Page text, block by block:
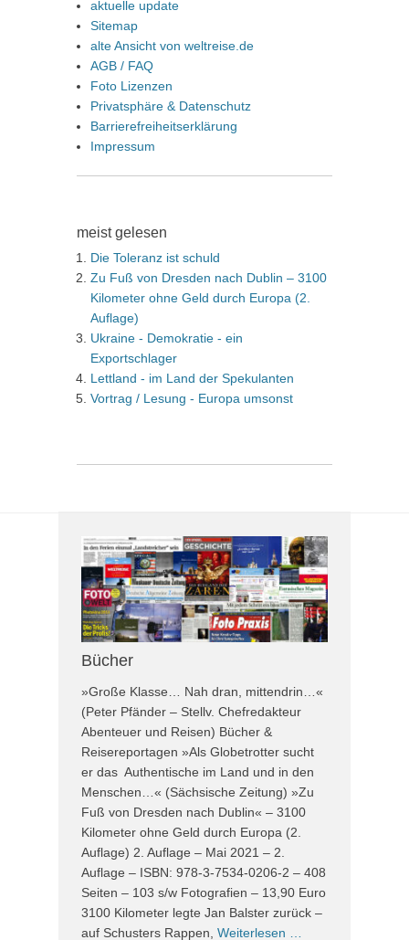
aktuelle update
Sitemap
alte Ansicht von weltreise.de
AGB / FAQ
Foto Lizenzen
Privatsphäre & Datenschutz
Barrierefreiheitserklärung
Impressum
meist gelesen
Die Toleranz ist schuld
Zu Fuß von Dresden nach Dublin – 3100
Kilometer ohne Geld durch Europa (2.
Auflage)
Ukraine - Demokratie - ein
Exportschlager
Lettland - im Land der Spekulanten
Vortrag / Lesung - Europa umsonst
Bücher
»Große Klasse… Nah dran, mittendrin…«
(Peter Pfänder – Stellv. Chefredakteur
Abenteuer und Reisen) Bücher &
Reisereportagen »Als Globetrotter sucht
er das Authentische im Land und in den
Menschen…« (Sächsische Zeitung) »Zu
Fuß von Dresden nach Dublin« – 3100
Kilometer ohne Geld durch Europa (2.
Auflage) 2. Auflage – Mai 2021 – 2.
Auflage – ISBN: 978-3-7534-0206-2 – 408
Seiten – 103 s/w Fotografien – 13,90 Euro
3100 Kilometer legte Jan Balster zurück –
auf Schusters Rappen, Weiterlesen …